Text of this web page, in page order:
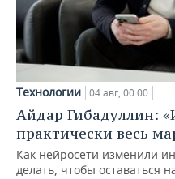
Технологии 04 авг, 00:00
Айдар Гибадуллин:
практически весь
Как нейросети изменили
делать, чтобы оставаться